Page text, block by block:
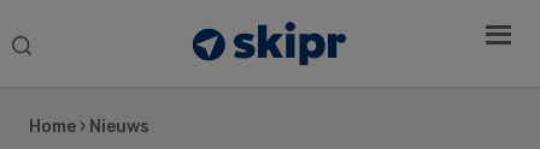
Search
Home › Nieuws
Sidebar